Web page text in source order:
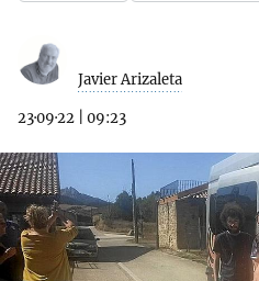
Javier Arizaleta
23·09·22 09:23